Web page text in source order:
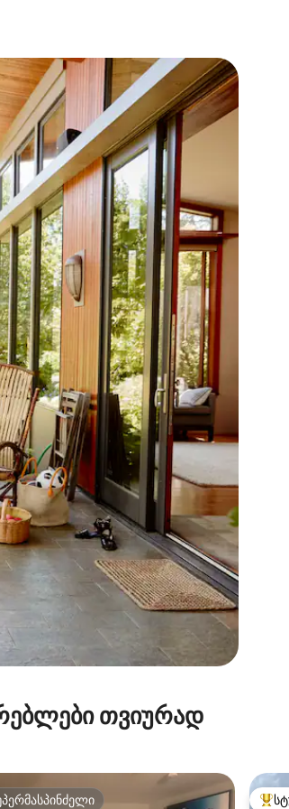
მიმართული ისრებით ან შეხებისა თუ
თვიურად